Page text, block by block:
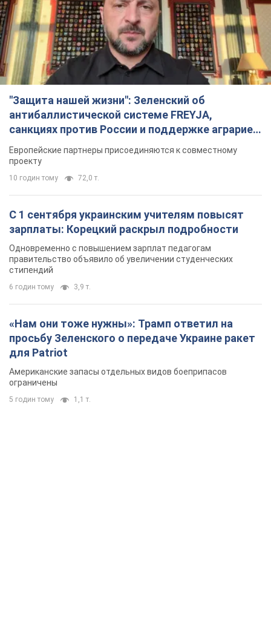
"Защита нашей жизни": Зеленский об
антибаллистической системе FREYJA,
санкциях против России и поддержке аграриев.
Видео
Европейские партнеры присоединяются к совместному
проекту
10 годин тому 72,0 т.
С 1 сентября украинским учителям повысят
зарплаты: Корецкий раскрыл подробности
Одновременно с повышением зарплат педагогам
правительство объявило об увеличении студенческих
стипендий
6 годин тому 3,9 т.
«Нам они тоже нужны»: Трамп ответил на
просьбу Зеленского о передаче Украине ракет
для Patriot
Американские запасы отдельных видов боеприпасов
ограничены
5 годин тому 1,1 т.